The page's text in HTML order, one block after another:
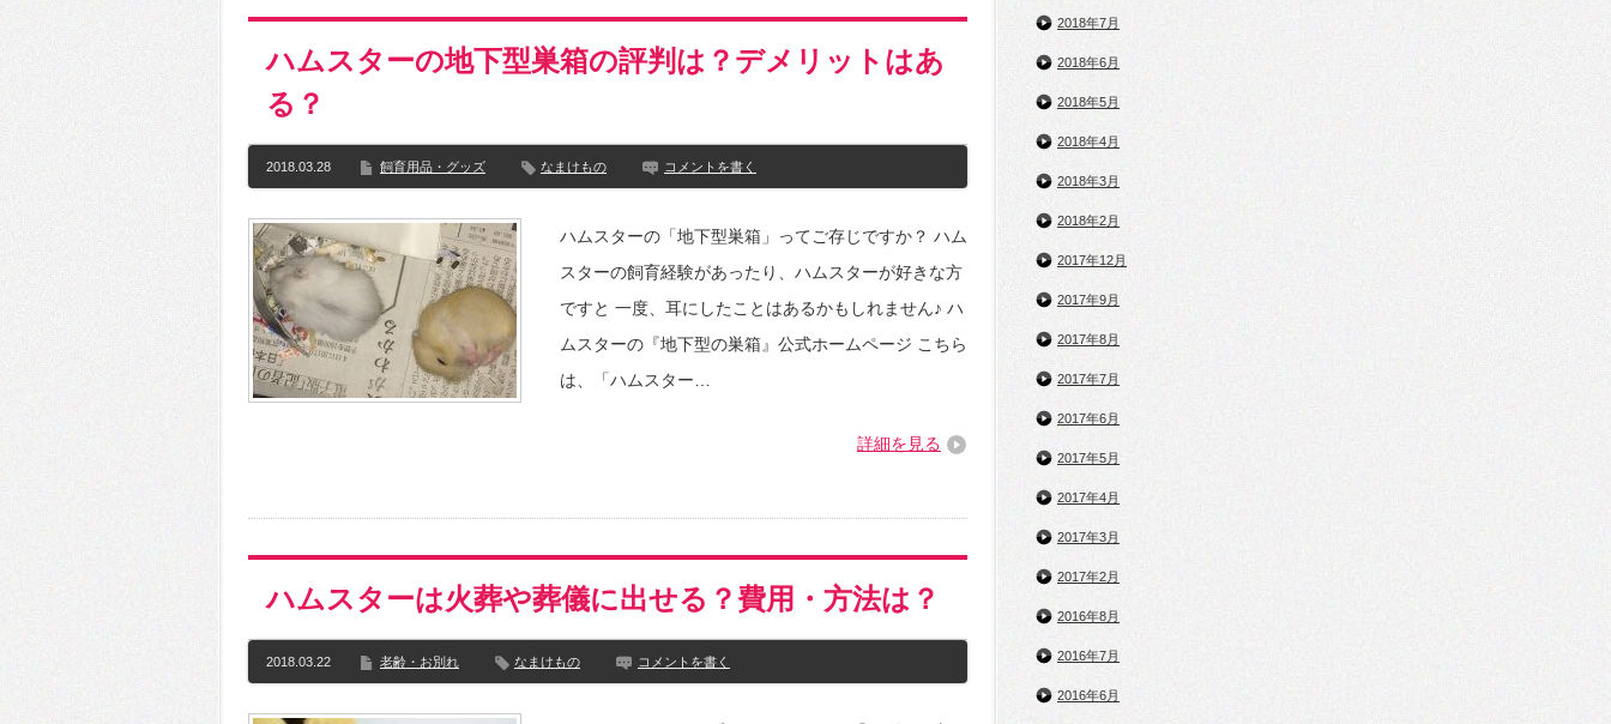
ハムスターの地下型巣箱の評判は？デメリットはあ
る？
2018.03.28 飼育用品・グッズ なまけもの コメントを書く
ハムスターの「地下型巣箱」ってご存じですか？ ハム
スターの飼育経験があったり、ハムスターが好きな方
ですと 一度、耳にしたことはあるかもしれません♪ ハ
ムスターの『地下型の巣箱』公式ホームページ こちら
は、「ハムスター…
詳細を見る
ハムスターは火葬や葬儀に出せる？費用・方法は？
2018.03.22 老齢・お別れ なまけもの コメントを書く
2018年7月
2018年6月
2018年5月
2018年4月
2018年3月
2018年2月
2017年12月
2017年9月
2017年8月
2017年7月
2017年6月
2017年5月
2017年4月
2017年3月
2017年2月
2016年8月
2016年7月
2016年6月